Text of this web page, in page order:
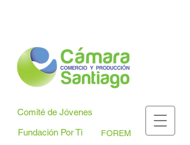
FOREM
Comité de Jóvenes
Fundación Por Ti